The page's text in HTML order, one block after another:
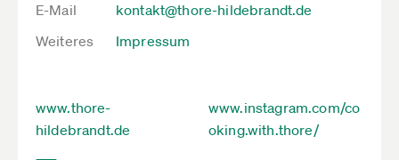
E-Mail
kontakt@thore-hildebrandt.de
Weiteres
Impressum
www.thore-
hildebrandt.de
www.instagram.com/co
oking.with.thore/